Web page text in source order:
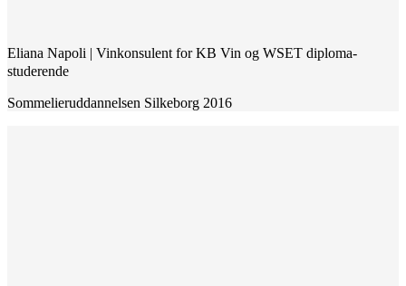
Eliana Napoli | Vinkonsulent for KB Vin og WSET diploma-
studerende
Sommelieruddannelsen Silkeborg 2016